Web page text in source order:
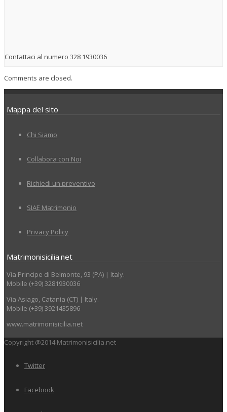
Contattaci al numero 328 1930036
Comments are closed.
Mappa del sito
Chi Siamo
Collabora con Noi
Richiedi un preventivo
SIAE Matrimonio
Privacy Policy
Matrimonisicilia.net
Via Principe di Belmonte, 93 (PA) | Italy.
Mobile (+39) 3281930036
Via Asiago, Catania (CT) | Italy.
Mobile (+39) 3921435896
www.matrimonisicilia.net
Copyright @2014 Matrimonisicilia.net
Twitter
Facebook